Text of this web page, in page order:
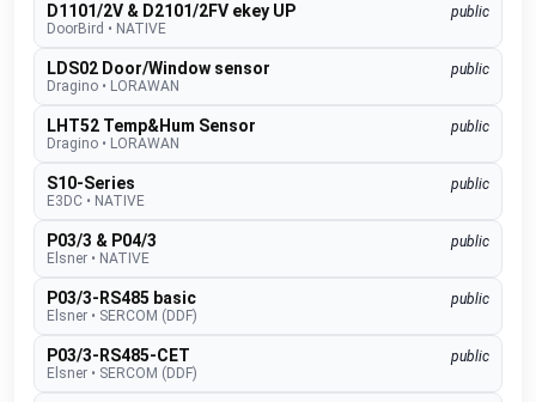
D1101/2V & D2101/2FV ekey UP
public
DoorBird • NATIVE
LDS02 Door/Window sensor
public
Dragino • LORAWAN
LHT52 Temp&Hum Sensor
public
Dragino • LORAWAN
S10-Series
public
E3DC • NATIVE
P03/3 & P04/3
public
Elsner • NATIVE
P03/3-RS485 basic
public
Elsner • SERCOM (DDF)
P03/3-RS485-CET
public
Elsner • SERCOM (DDF)